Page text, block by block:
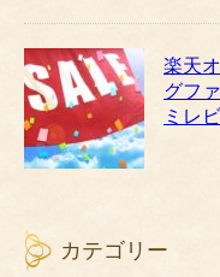
楽天
グフ
ミレ
カテゴリー